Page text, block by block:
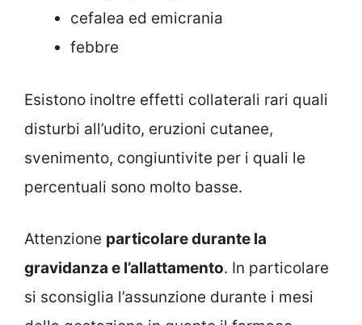
cefalea ed emicrania
febbre
Esistono inoltre effetti collaterali rari quali
disturbi all’udito, eruzioni cutanee,
svenimento, congiuntivite per i quali le
percentuali sono molto basse.
Attenzione particolare durante la
gravidanza e l’allattamento. In particolare
si sconsiglia l’assunzione durante i mesi